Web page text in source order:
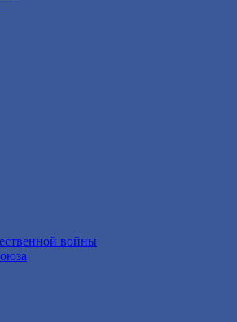
войны